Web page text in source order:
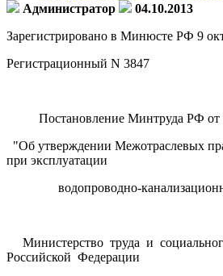
Администратор
04.10.2013
Зарегистрировано в Минюсте РФ 9
Регистрационный N 3847
Постановление Минтруда РФ от 16
"Об утверждении Межотраслевых
при эксплуатации
водопроводно-
Министерство труда и
Российской Федерации